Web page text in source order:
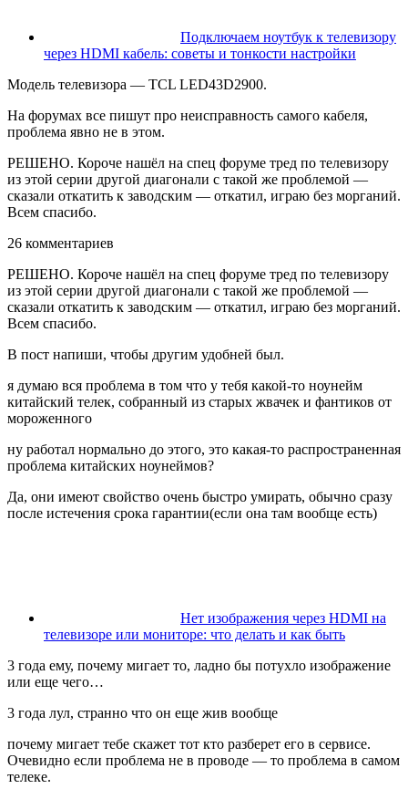
Подключаем ноутбук к телевизору
через HDMI кабель: советы и тонкости настройки
Модель телевизора — TCL LED43D2900.
На форумах все пишут про неисправность самого кабеля,
проблема явно не в этом.
РЕШЕНО. Короче нашёл на спец форуме тред по телевизору
из этой серии другой диагонали с такой же проблемой —
сказали откатить к заводским — откатил, играю без морганий.
Всем спасибо.
26 комментариев
РЕШЕНО. Короче нашёл на спец форуме тред по телевизору
из этой серии другой диагонали с такой же проблемой —
сказали откатить к заводским — откатил, играю без морганий.
Всем спасибо.
В пост напиши, чтобы другим удобней был.
я думаю вся проблема в том что у тебя какой-то ноунейм
китайский телек, собранный из старых жвачек и фантиков от
мороженного
ну работал нормально до этого, это какая-то распространенная
проблема китайских ноунеймов?
Да, они имеют свойство очень быстро умирать, обычно сразу
после истечения срока гарантии(если она там вообще есть)
Нет изображения через HDMI на
телевизоре или мониторе: что делать и как быть
3 года ему, почему мигает то, ладно бы потухло изображение
или еще чего…
3 года лул, странно что он еще жив вообще
почему мигает тебе скажет тот кто разберет его в сервисе.
Очевидно если проблема не в проводе — то проблема в самом
телеке.